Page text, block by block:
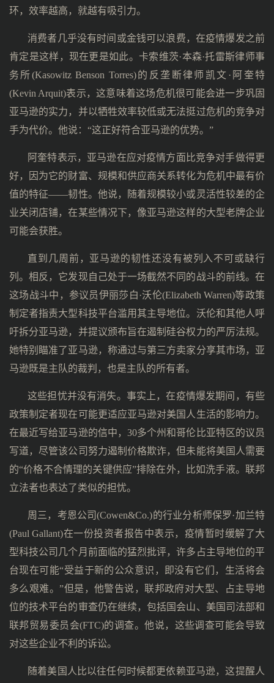
环，效率越高，就越有吸引力。
消费者几乎没有时间或金钱可以浪费，在疫情爆发之前
肯定是这样，现在更是如此。卡索维茨·本森·托雷斯律师事
务所(Kasowitz Benson Torres)的反垄断律师凯文·阿奎特
(Kevin Arquit)表示，这意味着这场危机很可能会进一步巩固
亚马逊的实力，并以牺牲效率较低或无法挺过危机的竞争对
手为代价。他说：“这正好符合亚马逊的优势。”
阿奎特表示，亚马逊在应对疫情方面比竞争对手做得更
好，因为它的财富、规模和供应商关系转化为危机中最有价
值的特征——韧性。他说，随着规模较小或灵活性较差的企
业关闭店铺，在某些情况下，像亚马逊这样的大型老牌企业
可能会获胜。
直到几周前，亚马逊的韧性还没有被列入不可或缺行
列。相反，它发现自己处于一场截然不同的战斗的前线。在
这场战斗中，参议员伊丽莎白·沃伦(Elizabeth Warren)等政策
制定者指责大型科技平台滥用其主导地位。沃伦和其他人呼
吁拆分亚马逊，并提议颁布旨在遏制硅谷权力的严厉法规。
她特别瞄准了亚马逊，称通过与第三方卖家分享其市场，亚
马逊既是主队的裁判，也是主队的所有者。
这些担忧并没有消失。事实上，在疫情爆发期间，有些
政策制定者现在可能更适应亚马逊对美国人生活的影响力。
在最近写给亚马逊的信中，30多个州和哥伦比亚特区的议员
写道，尽管该公司努力遏制价格欺诈，但未能将美国人需要
的“价格不合情理的关键供应”排除在外，比如洗手液。联邦
立法者也表达了类似的担忧。
周三，考恩公司(Cowen&Co.)的行业分析师保罗·加兰特
(Paul Gallant)在一份投资者报告中表示，疫情暂时缓解了大
型科技公司几个月前面临的猛烈批评，许多占主导地位的平
台现在可能“受益于新的公众意识，即没有它们，生活将会
多么艰难。”但是，他警告说，联邦政府对大型、占主导地
位的技术平台的审查仍在继续，包括国会山、美国司法部和
联邦贸易委员会(FTC)的调查。他说，这些调查可能会导致
对这些企业不利的诉讼。
随着美国人比以往任何时候都更依赖亚马逊，这提醒人